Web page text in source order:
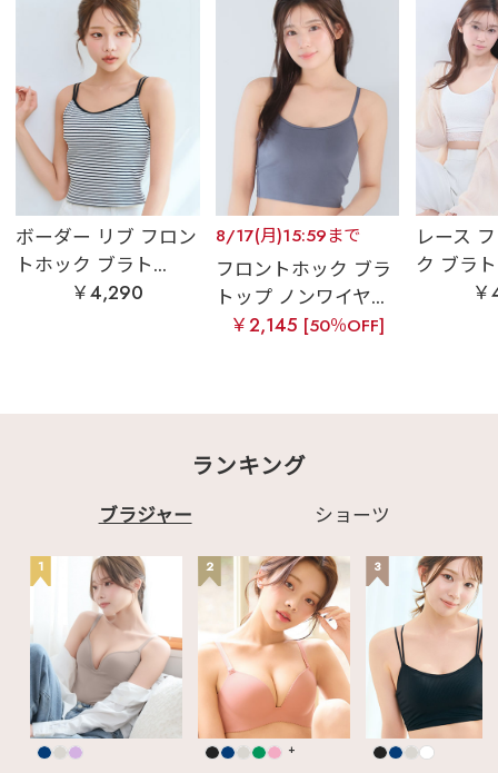
ボーダー リブ フロン
トホック ブラト...
￥4,290
8/17(月)15:59まで
フロントホック ブラ
トップ ノンワイヤ...
￥2,145 [50％OFF]
レース
ク ブラ
ランキング
ブラジャー ショーツ
1 2
+
3